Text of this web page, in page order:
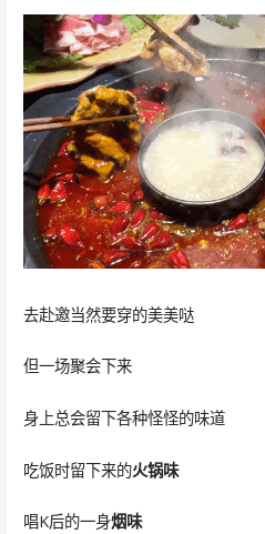
去赴邀当然要穿的美美哒
但一场聚会下来
身上总会留下各种怪怪的味道
吃饭时留下来的火锅味
唱K后的一身烟味